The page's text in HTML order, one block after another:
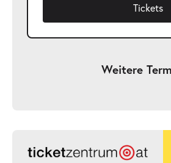
Tickets
Weitere
20:00–21:00 Uhr